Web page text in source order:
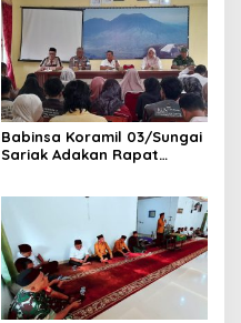
Seleksi Calon Anggota
Paskibra Tingkat
Kecamatan VII Koto
Patamuan
Babinsa Koramil 03/Sungai
Sariak Adakan Rapat